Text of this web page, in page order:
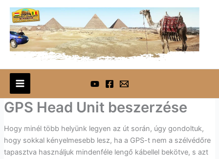
Skip
content
GPS Head Unit beszerzése
Hogy minél több helyünk legyen az út során, úgy gondoltuk,
hogy sokkal kényelmesebb lesz, ha a GPS-t nem a szélvédőre
tapasztva használjuk mindenféle lengő kábellel bekötve, s azt